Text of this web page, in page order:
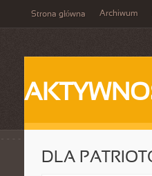
Strona główna Archiwum
DLA